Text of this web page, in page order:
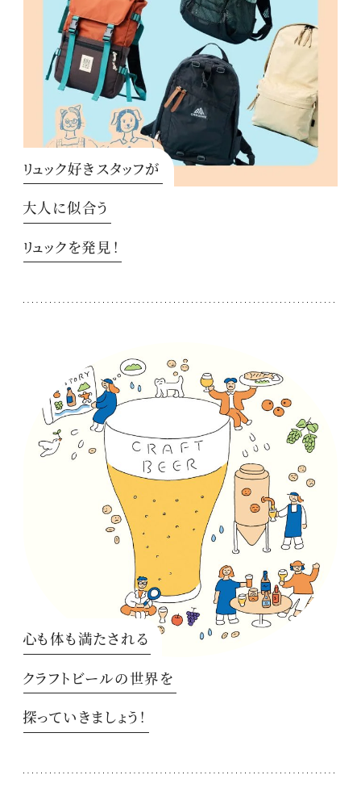
リュック好きスタッフが
大人に似合う
リュックを発見！
心も体も満たされる
クラフトビールの世界を
探っていきましょう！